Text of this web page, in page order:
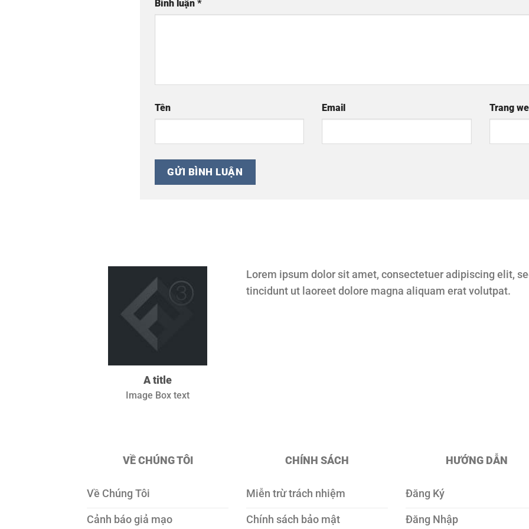
Bình luận *
Tên Email Trang
A title
Image Box text
Lorem ipsum dolor sit amet, consectetuer adipiscing elit,
tincidunt ut laoreet dolore magna aliquam erat volutpat.
VỀ CHÚNG TÔI
Về Chúng Tôi
Cảnh báo giả mạo
CHÍNH SÁCH
Miễn trừ trách nhiệm
Chính sách bảo mật
HƯỚNG DẪN
Đăng Ký
Đăng Nhập